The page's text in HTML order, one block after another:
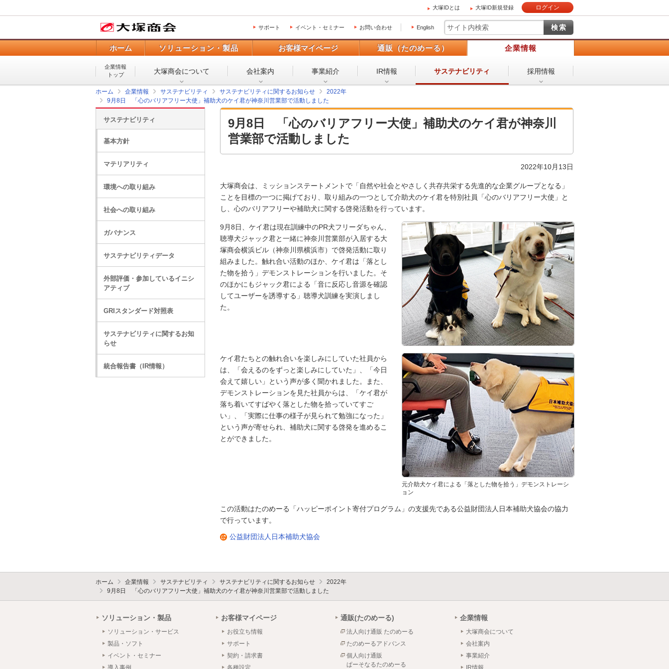
大塚IDとは 大塚ID新規登録 ログイン
サポート イベント・セミナー お問い合わせ English
ホーム ソリューション・製品 お客様マイページ 通販（たのめーる） 企業情報
企業情報
トップ
大塚商会について 会社案内 事業紹介 IR情報 サステナビリティ 採用情報
ホーム 企業情報 サステナビリティ サステナビリティに関するお知らせ
2022年
9月8日 「心のバリアフリー大使」補助犬のケイ君が神奈川営業部で活動しました
9月8日 「心のバリアフリー大使」補助犬のケイ君が神奈川
営業部で活動しました
2022年10月13日
大塚商会は、ミッションステートメントで「自然や社会とやさしく共存共栄する先進的な企業グループとなる」
ことを目標の一つに掲げており、取り組みの一つとして介助犬のケイ君を特別社員「心のバリアフリー大使」と
し、心のバリアフリーや補助犬に関する啓発活動を行っています。
9月8日、ケイ君は現在訓練中のPR犬フリーダちゃん、
聴導犬ジャック君と一緒に神奈川営業部が入居する大
塚商会横浜ビル（神奈川県横浜市）で啓発活動に取り
組みました。触れ合い活動のほか、ケイ君は「落とし
た物を拾う」デモンストレーションを行いました。そ
のほかにもジャック君による「音に反応し音源を確認
してユーザーを誘導する」聴導犬訓練を実演しまし
た。
ケイ君たちとの触れ合いを楽しみにしていた社員から
は、「会えるのをずっと楽しみにしていた」、「今日
会えて嬉しい」という声が多く聞かれました。また、
デモンストレーションを見た社員からは、「ケイ君が
落ち着いてすばやく落とした物を拾っていてすご
い」、「実際に仕事の様子が見られて勉強になった」
という声が寄せられ、補助犬に関する啓発を進めるこ
とができました。
元介助犬ケイ君による「落とした物を拾う」デモンストレーシ
ョン
この活動はたのめーる「ハッピーポイント寄付プログラム」の支援先である公益財団法人日本補助犬協会の協力
で行っています。
公益財団法人日本補助犬協会
サステナビリティ
基本方針
マテリアリティ
環境への取り組み
社会への取り組み
ガバナンス
サステナビリティデータ
外部評価・参加しているイニシ
アティブ
GRIスタンダード対照表
サステナビリティに関するお知
らせ
統合報告書（IR情報）
ホーム 企業情報 サステナビリティ サステナビリティに関するお知らせ
2022年
9月8日 「心のバリアフリー大使」補助犬のケイ君が神奈川営業部で活動しました
ソリューション・製品
ソリューション・サービス
製品・ソフト
イベント・セミナー
導入事例
お客様マイページ
お役立ち情報
サポート
契約・請求書
各種設定
通販(たのめーる)
法人向け通販 たのめーる
たのめーるアドバンス
個人向け通販
ぱーそなるたのめーる
企業情報
大塚商会について
会社案内
事業紹介
IR情報